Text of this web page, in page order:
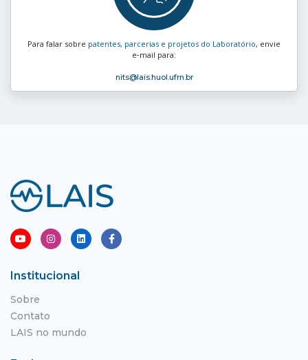
Para falar sobre patentes, parcerias e projetos do Laboratório, envie
e‑mail para:
nits@lais.huol.ufrn.br
Institucional
Sobre
Contato
LAIS no mundo